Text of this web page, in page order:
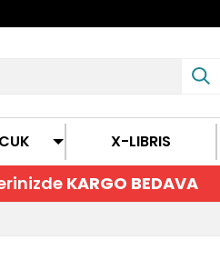
X-LIBRIS
KARGO BEDAVA